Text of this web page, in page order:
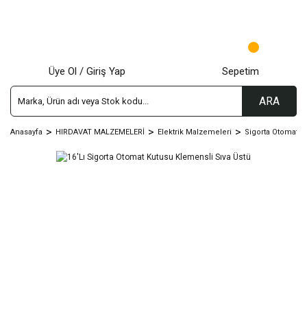
ARA
Üye Ol / Giriş Yap Sepetim
Anasayfa HIRDAVAT MALZEMELERİ Elektrik Malzemeleri Sigorta Otomat